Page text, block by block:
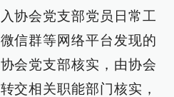
协会党支部党员日常工
信群等网络平台发现的
会党支部核实，由协会
交相关职能部门核实，